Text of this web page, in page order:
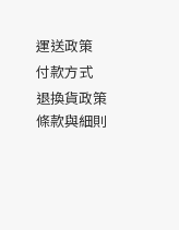
運送政策
付款方式
退換貨政策
條款與細則